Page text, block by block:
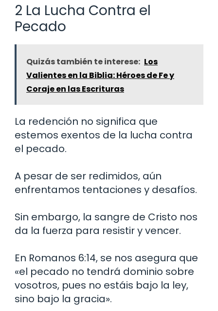
2 La Lucha Contra el
Pecado
Quizás también te interese: Los
Valientes en la Biblia: Héroes de Fe y
Coraje en las Escrituras
La redención no significa que
estemos exentos de la lucha contra
el pecado.
A pesar de ser redimidos, aún
enfrentamos tentaciones y desafíos.
Sin embargo, la sangre de Cristo nos
da la fuerza para resistir y vencer.
En Romanos 6:14, se nos asegura que
«el pecado no tendrá dominio sobre
vosotros, pues no estáis bajo la ley,
sino bajo la gracia».